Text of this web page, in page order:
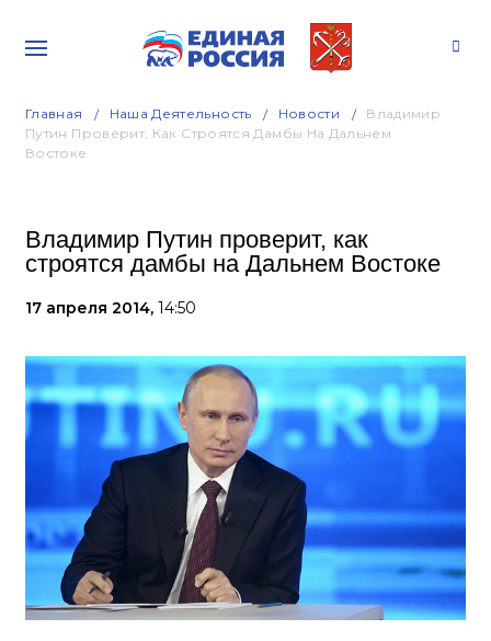
Главная Наша Деятельность Новости
Владимир
Путин Проверит, Как Строятся Дамбы На Дальнем
Востоке
Владимир Путин проверит, как
строятся дамбы на Дальнем Востоке
17 апреля 2014, 14:50